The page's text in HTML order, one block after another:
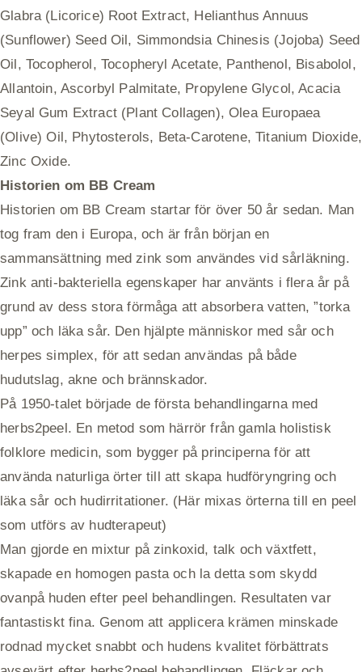
Glabra (Licorice) Root Extract, Helianthus Annuus
(Sunflower) Seed Oil, Simmondsia Chinesis (Jojoba) Seed
Oil, Tocopherol, Tocopheryl Acetate, Panthenol, Bisabolol,
Allantoin, Ascorbyl Palmitate, Propylene Glycol, Acacia
Seyal Gum Extract (Plant Collagen), Olea Europaea
(Olive) Oil, Phytosterols, Beta-Carotene, Titanium Dioxide,
Zinc Oxide.
Historien om BB Cream
Historien om BB Cream startar för över 50 år sedan. Man
tog fram den i Europa, och är från början en
sammansättning med zink som användes vid sårläkning.
Zink anti-bakteriella egenskaper har använts i flera år på
grund av dess stora förmåga att absorbera vatten, ”torka
upp” och läka sår. Den hjälpte människor med sår och
herpes simplex, för att sedan användas på både
hudutslag, akne och brännskador.
På 1950-talet började de första behandlingarna med
herbs2peel. En metod som härrör från gamla holistisk
folklore medicin, som bygger på principerna för att
använda naturliga örter till att skapa hudföryngring och
läka sår och hudirritationer. (Här mixas örterna till en peel
som utförs av hudterapeut)
Man gjorde en mixtur på zinkoxid, talk och växtfett,
skapade en homogen pasta och la detta som skydd
ovanpå huden efter peel behandlingen. Resultaten var
fantastiskt fina. Genom att applicera krämen minskade
rodnad mycket snabbt och hudens kvalitet förbättrats